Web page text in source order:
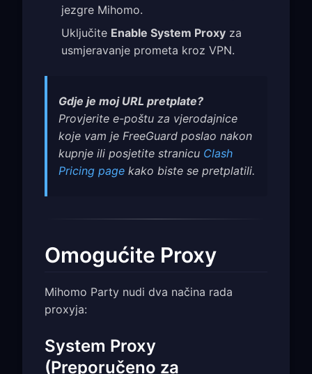
jezgre Mihomo.
Uključite Enable System Proxy za
usmjeravanje prometa kroz VPN.
Gdje je moj URL pretplate?
Provjerite e-poštu za vjerodajnice
koje vam je FreeGuard poslao nakon
kupnje ili posjetite stranicu Clash
Pricing page kako biste se pretplatili.
Omogućite Proxy
Mihomo Party nudi dva načina rada
proxyja:
System Proxy
(Preporučeno za